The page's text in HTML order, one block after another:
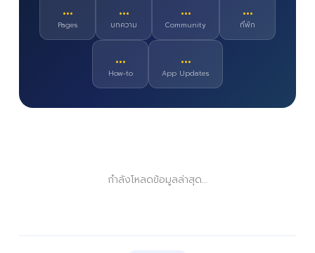
…
Pages
…
บทความ
…
Community
…
ที่พัก
…
How-to
…
App Updates
กำลังโหลดข้อมูลล่าสุด…